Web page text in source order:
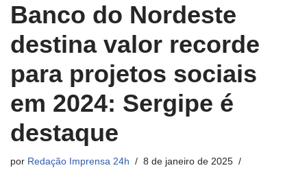
Banco do Nordeste
destina valor recorde
para projetos sociais
em 2024: Sergipe é
destaque
por Redação Imprensa 24h
8 de janeiro de 2025